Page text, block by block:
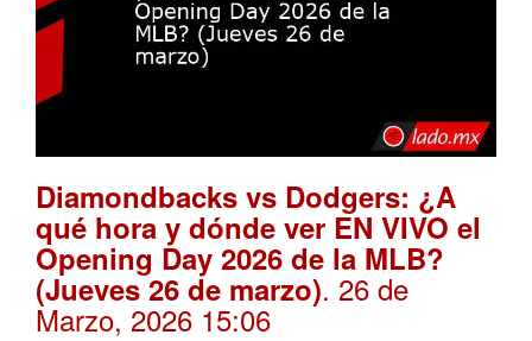
Diamondbacks vs Dodgers: ¿A
qué hora y dónde ver EN VIVO el
Opening Day 2026 de la MLB?
(Jueves 26 de marzo). 26 de
Marzo, 2026 15:06